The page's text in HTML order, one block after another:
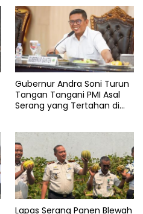
Gubernur Andra Soni Turun
Tangan Tangani PMI Asal
Serang yang Tertahan di
Lapas Serang Panen Blewah